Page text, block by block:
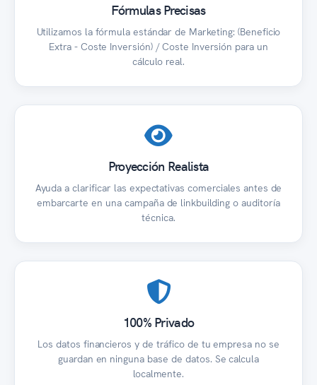
Fórmulas Precisas
Utilizamos la fórmula estándar de Marketing: (Beneficio
Extra - Coste Inversión) / Coste Inversión para un
cálculo real.
Proyección Realista
Ayuda a clarificar las expectativas comerciales antes de
embarcarte en una campaña de linkbuilding o auditoría
técnica.
100% Privado
Los datos financieros y de tráfico de tu empresa no se
guardan en ninguna base de datos. Se calcula
localmente.